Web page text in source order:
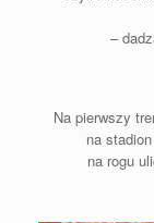
–
Na pierwszy
na
na rogu